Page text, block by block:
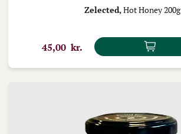
Zelected,Hot Honey 200g
45,00 kr.